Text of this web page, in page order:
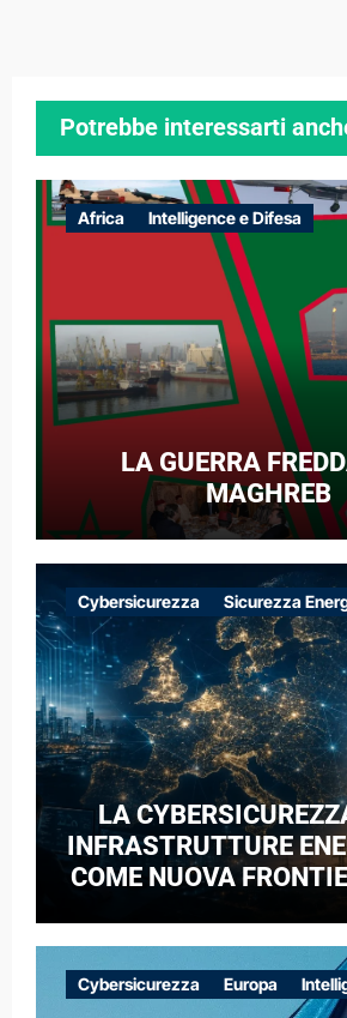
Potrebbe interessarti
Africa Intelligence e Difesa
LA GUERRA
MAGHREB
Cybersicurezza Sicurezza
LA
INFRASTRUTTURE
COME NUOVA
CASO DELLE RETI
EUROPEE NEL
GUERRA
Cybersicurezza Europa